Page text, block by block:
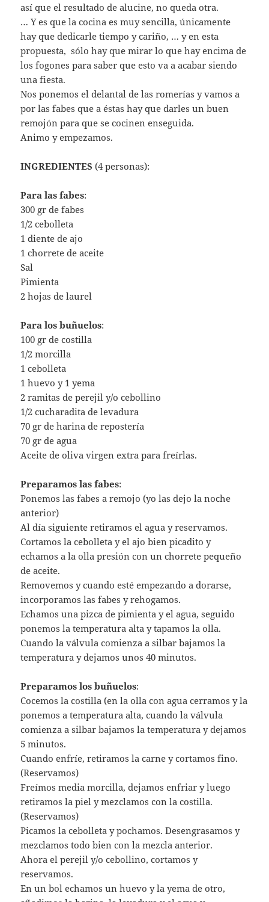
así que el resultado de alucine, no queda otra.
… Y es que la cocina es muy sencilla, únicamente
hay que dedicarle tiempo y cariño, … y en esta
propuesta, sólo hay que mirar lo que hay encima de
los fogones para saber que esto va a acabar siendo
una fiesta.
Nos ponemos el delantal de las romerías y vamos a
por las fabes que a éstas hay que darles un buen
remojón para que se cocinen enseguida.
Animo y empezamos.
INGREDIENTES (4 personas):
Para las fabes:
300 gr de fabes
1/2 cebolleta
1 diente de ajo
1 chorrete de aceite
Sal
Pimienta
2 hojas de laurel
Para los buñuelos:
100 gr de costilla
1/2 morcilla
1 cebolleta
1 huevo y 1 yema
2 ramitas de perejil y/o cebollino
1/2 cucharadita de levadura
70 gr de harina de repostería
70 gr de agua
Aceite de oliva virgen extra para freírlas.
Preparamos las fabes:
Ponemos las fabes a remojo (yo las dejo la noche
anterior)
Al día siguiente retiramos el agua y reservamos.
Cortamos la cebolleta y el ajo bien picadito y
echamos a la olla presión con un chorrete pequeño
de aceite.
Removemos y cuando esté empezando a dorarse,
incorporamos las fabes y rehogamos.
Echamos una pizca de pimienta y el agua, seguido
ponemos la temperatura alta y tapamos la olla.
Cuando la válvula comienza a silbar bajamos la
temperatura y dejamos unos 40 minutos.
Preparamos los buñuelos:
Cocemos la costilla (en la olla con agua cerramos y la
ponemos a temperatura alta, cuando la válvula
comienza a silbar bajamos la temperatura y dejamos
5 minutos.
Cuando enfríe, retiramos la carne y cortamos fino.
(Reservamos)
Freímos media morcilla, dejamos enfriar y luego
retiramos la piel y mezclamos con la costilla.
(Reservamos)
Picamos la cebolleta y pochamos. Desengrasamos y
mezclamos todo bien con la mezcla anterior.
Ahora el perejil y/o cebollino, cortamos y
reservamos.
En un bol echamos un huevo y la yema de otro,